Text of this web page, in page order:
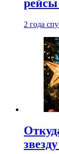
2 года